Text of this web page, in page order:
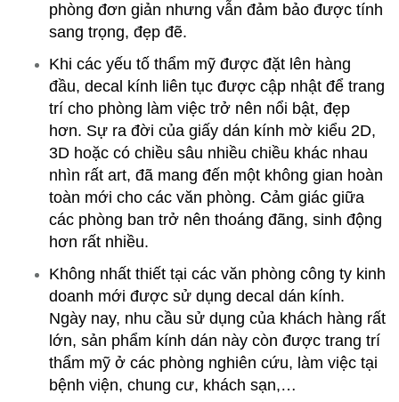
phòng đơn giản nhưng vẫn đảm bảo được tính
sang trọng, đẹp đẽ.
Khi các yếu tố thẩm mỹ được đặt lên hàng
đầu, decal kính liên tục được cập nhật để trang
trí cho phòng làm việc trở nên nổi bật, đẹp
hơn. Sự ra đời của giấy dán kính mờ kiểu 2D,
3D hoặc có chiều sâu nhiều chiều khác nhau
nhìn rất art, đã mang đến một không gian hoàn
toàn mới cho các văn phòng. Cảm giác giữa
các phòng ban trở nên thoáng đãng, sinh động
hơn rất nhiều.
Không nhất thiết tại các văn phòng công ty kinh
doanh mới được sử dụng decal dán kính.
Ngày nay, nhu cầu sử dụng của khách hàng rất
lớn, sản phẩm kính dán này còn được trang trí
thẩm mỹ ở các phòng nghiên cứu, làm việc tại
bệnh viện, chung cư, khách sạn,…